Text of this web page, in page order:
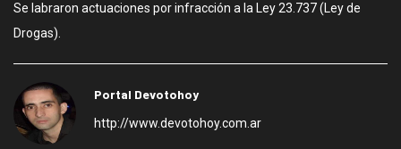
Se labraron actuaciones por infracción a la Ley 23.737 (Ley de
Drogas).
Portal Devotohoy
http://www.devotohoy.com.ar